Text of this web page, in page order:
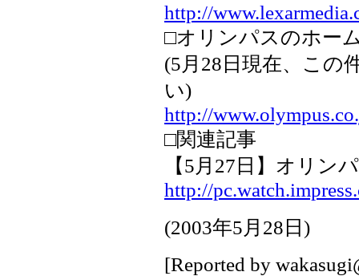
http://
□オリンパスのホー
(5月28日現在、この
い)
http://
□関連記事
【5月27日】オリン
http://
(2003年5月28日 )
[Reported by